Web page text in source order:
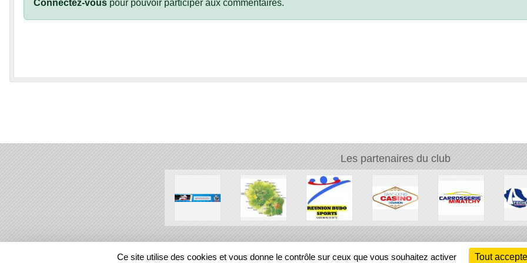
Connectez-vous pour pouvoir participer aux commentaires.
Les partenaires du club
REGIONS
Ce site utilise des cookies et vous donne le contrôle sur ceux que vous souhaitez activer Tout